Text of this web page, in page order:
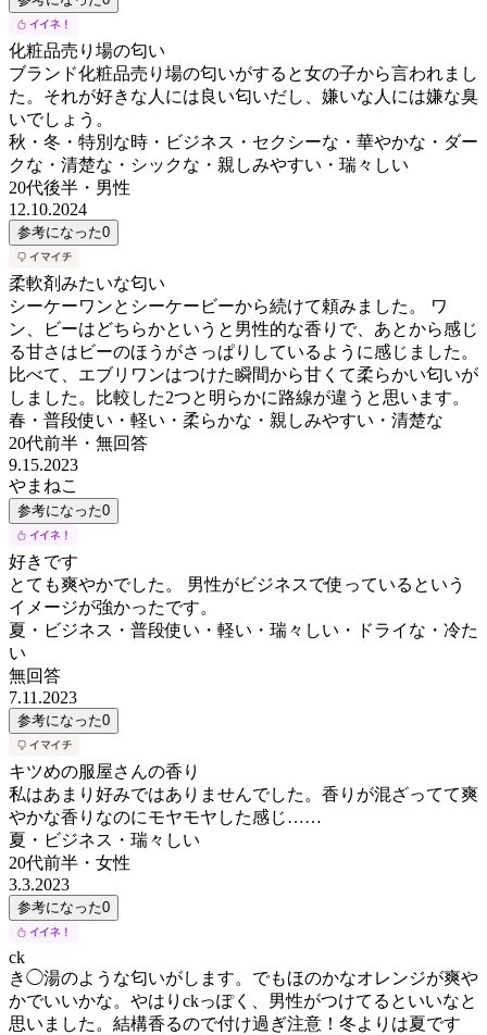
化粧品売り場の匂い
ブランド化粧品売り場の匂いがすると女の子から言われまし
た。それが好きな人には良い匂いだし、嫌いな人には嫌な臭
いでしょう。
秋・冬・特別な時・ビジネス・セクシーな・華やかな・ダー
クな・清楚な・シックな・親しみやすい・瑞々しい
20代後半 ・ 男性
12.10.2024
参考になった0
柔軟剤みたいな匂い
シーケーワンとシーケービーから続けて頼みました。 ワ
ン、ビーはどちらかというと男性的な香りで、あとから感じ
る甘さはビーのほうがさっぱりしているように感じました。
比べて、エブリワンはつけた瞬間から甘くて柔らかい匂いが
しました。比較した2つと明らかに路線が違うと思います。
春・普段使い・軽い・柔らかな・親しみやすい・清楚な
20代前半 ・ 無回答
9.15.2023
やまねこ
参考になった0
好きです
とても爽やかでした。 男性がビジネスで使っているという
イメージが強かったです。
夏・ビジネス・普段使い・軽い・瑞々しい・ドライな・冷た
い
無回答
7.11.2023
参考になった0
キツめの服屋さんの香り
私はあまり好みではありませんでした。香りが混ざってて爽
やかな香りなのにモヤモヤした感じ……
夏・ビジネス・瑞々しい
20代前半 ・ 女性
3.3.2023
参考になった0
ck
き◯湯のような匂いがします。でもほのかなオレンジが爽や
かでいいかな。やはりckっぽく、男性がつけてるといいなと
思いました。結構香るので付け過ぎ注意！冬よりは夏です